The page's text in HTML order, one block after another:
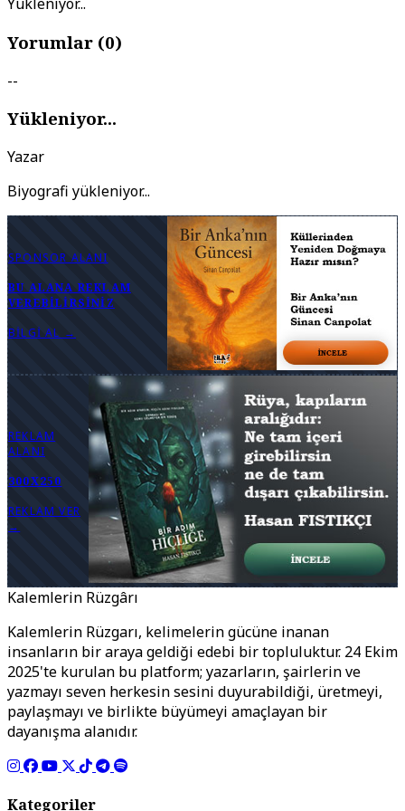
Yorumlar (0)
--
Yükleniyor...
Yazar
Biyografi yükleniyor...
SPONSOR ALANI
BU ALANA REKLAM
VEREBILIRSINIZ
BILGI AL →
REKLAM
ALANI
300X250
REKLAM VER
→
Kalemlerin Rüzgârı
Kalemlerin Rüzgarı, kelimelerin gücüne inanan
insanların bir araya geldiği edebi bir topluluktur. 24 Ekim
2025'te kurulan bu platform; yazarların, şairlerin ve
yazmayı seven herkesin sesini duyurabildiği, üretmeyi,
paylaşmayı ve birlikte büyümeyi amaçlayan bir
dayanışma alanıdır.
Kategoriler